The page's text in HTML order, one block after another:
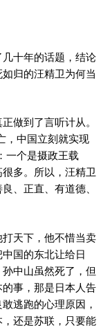
十年的话题，结论
归的汪精卫为何当
做到了言听计从。
，中国立刻就实现
一个是摄政王载
多。所以，汪精卫
、正直、有道德、
天下，他不惜当卖
国的东北让给日
中山虽然死了，但
事，那是日本人告
逃跑的心理原因，
还是苏联，只要能